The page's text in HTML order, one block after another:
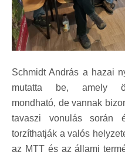
Schmidt András a hazai
mutatta be, amely
mondható, de vannak
tavaszi vonulás során
torzíthatják a valós
az MTT és az állami